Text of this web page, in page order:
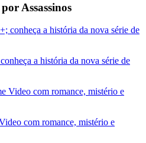
Assassinos
a história da nova série de
com romance, mistério e